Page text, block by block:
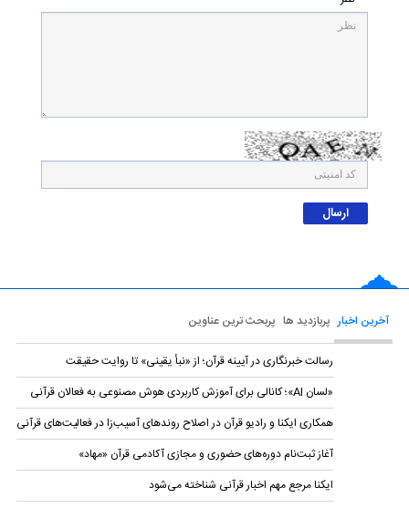
آخرین اخبار پربازدید ها پربحث ترین عناوین
رسالت خبرنگاری در آیینه قرآن؛ از «نبأ یقینی» تا روایت حقیقت
«لسان AI»؛ کانالی برای آموزش کاربردی هوش مصنوعی به فعالان قرآنی
همکاری ایکنا و رادیو قرآن در اصلاح روندهای آسیب‌زا در فعالیت‌های قرآنی
آغاز ثبت‌نام دوره‌های حضوری و مجازی آکادمی قرآن «مهاد»
ایکنا مرجع مهم اخبار قرآنی شناخته می‌شود